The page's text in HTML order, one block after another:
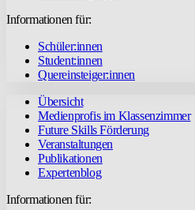
Informationen für:
Schüler:innen
Student:innen
Quereinsteiger:innen
Übersicht
Medienprofis im Klassenzimmer
Future Skills Förderung
Veranstaltungen
Publikationen
Expertenblog
Informationen für: